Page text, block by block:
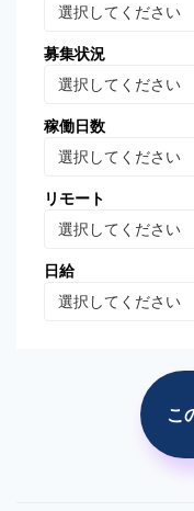
MySQL
Oracle Database
Linux
VB.NET
WordPress
市場調査・分析
選択してください
募集状況
選択してください
稼働日数
選択してください
リモート
選択してください
日給
選択してください
こ